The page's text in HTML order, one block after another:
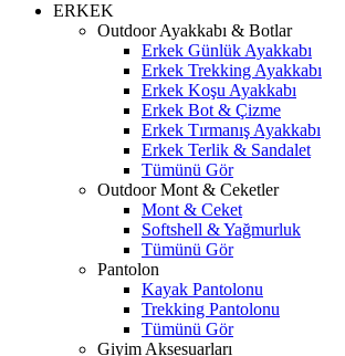
ERKEK
Outdoor Ayakkabı & Botlar
Erkek Günlük Ayakkabı
Erkek Trekking Ayakkabı
Erkek Koşu Ayakkabı
Erkek Bot & Çizme
Erkek Tırmanış Ayakkabı
Erkek Terlik & Sandalet
Tümünü Gör
Outdoor Mont & Ceketler
Mont & Ceket
Softshell & Yağmurluk
Tümünü Gör
Pantolon
Kayak Pantolonu
Trekking Pantolonu
Tümünü Gör
Giyim Aksesuarları